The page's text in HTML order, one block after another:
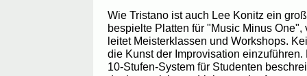
Wie Tristano ist auch Lee Konitz ein
bespielte Platten für "Music Minus One",
leitet Meisterklassen und Workshops.
die Kunst der Improvisation
10-Stufen-System für Studenten